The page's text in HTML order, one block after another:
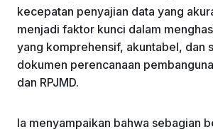
kecepatan penyajian data yang
menjadi faktor kunci dalam
yang komprehensif, akuntabel, dan
dokumen perencanaan
dan RPJMD.
Ia menyampaikan bahwa sebagian